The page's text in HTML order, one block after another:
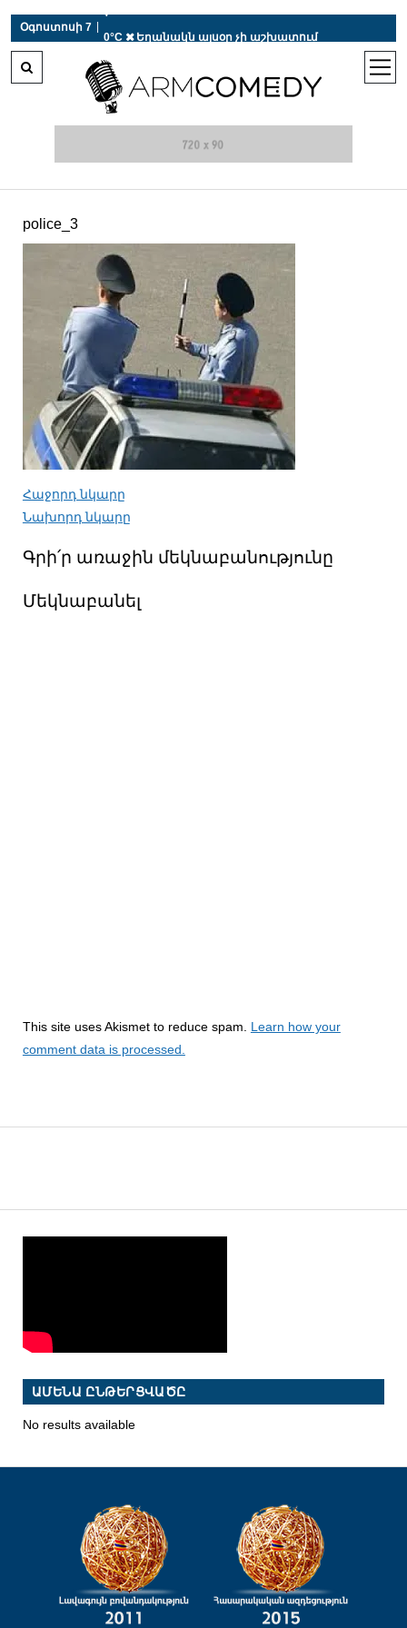
Օգոստոսի 7
 r-auto /  r-auto /  r-au
0°C  Եղանակն այսօր չի աշխատում
open
police_3
Հաջորդ նկարը
Նախորդ նկարը
Գրի՛ր առաջին մեկնաբանությունը
Մեկնաբանել
This site uses Akismet to reduce spam. Learn how your
comment data is processed.
ԱՄԵՆԱ ԸՆԹԵՐՑՎԱԾԸ
No results available